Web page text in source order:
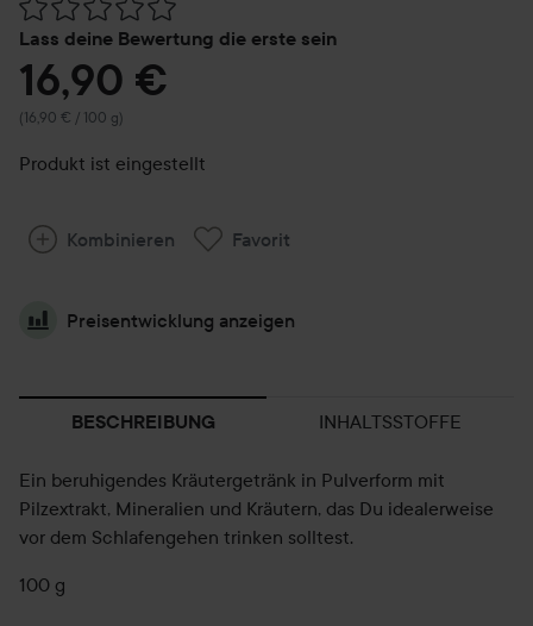
Lass deine Bewertung die erste sein
Weiter zu Reviews & Kommentare
16,90 €
(16,90 € / 100 g)
Produkt ist eingestellt
Kombinieren Favorit
Preisentwicklung anzeigen
BESCHREIBUNG INHALTSSTOFFE
Ein beruhigendes Kräutergetränk in Pulverform mit
Pilzextrakt, Mineralien und Kräutern, das Du idealerweise
vor dem Schlafengehen trinken solltest.
100 g